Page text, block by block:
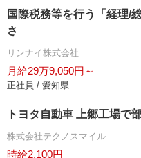
国際税務等を行う「経理/
さ
リンナイ株式会社
月給29万9,050円～
正社員 / 愛知県
トヨタ自動車 上郷工場で
株式会社テクノスマイル
時給2,100円